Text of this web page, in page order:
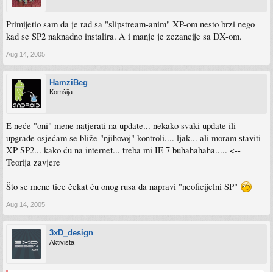
Primijetio sam da je rad sa "slipstream-anim" XP-om nesto brzi nego
kad se SP2 naknadno instalira. A i manje je zezancije sa DX-om.
Aug 14, 2005
HamziBeg
Komšija
E neće "oni" mene natjerati na update... nekako svaki update ili
upgrade osjećam se bliže "njihovoj" kontroli.... ljak... ali moram staviti
XP SP2... kako ću na internet... treba mi IE 7 buhahahaha..... <--
Teorija zavjere
Što se mene tice čekat ću onog rusa da napravi "neoficijelni SP"
Aug 14, 2005
3xD_design
Aktivista